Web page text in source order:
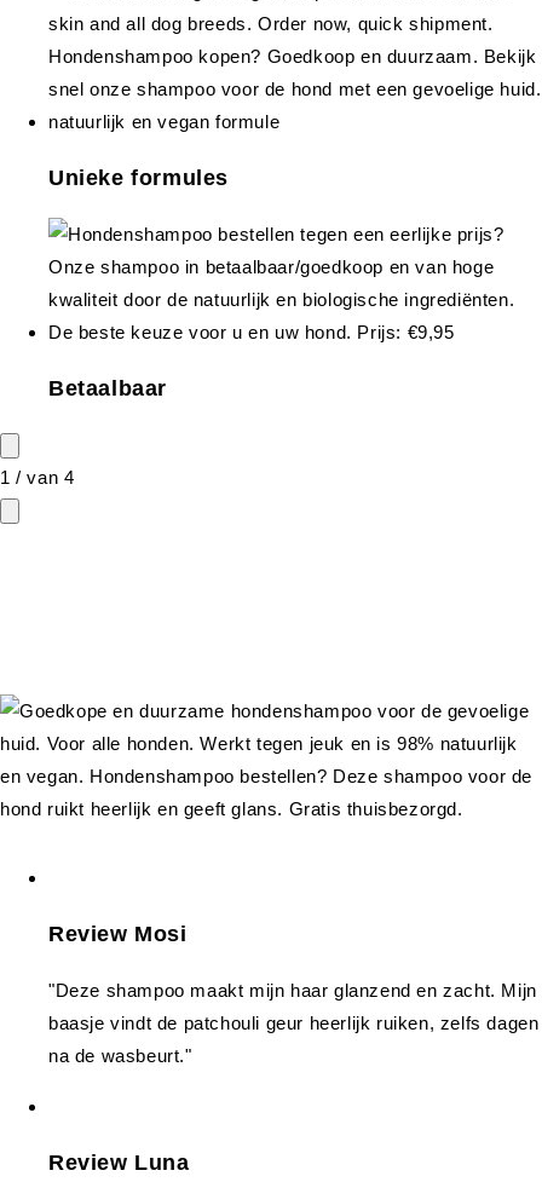
Unieke formules
Betaalbaar
1 /van 4
Review Mosi
"Deze shampoo maakt mijn haar glanzend en zacht. Mijn
baasje vindt de patchouli geur heerlijk ruiken, zelfs dagen
na de wasbeurt."
Review Luna